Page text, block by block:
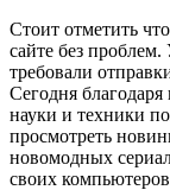
Стоит отметить
сайте без
требовали
Сегодня
науки и техники
просмотреть
новомодных
своих